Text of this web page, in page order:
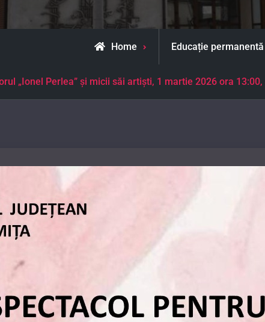
Home Educație permanentă
„Ionel Perlea” şi micii săi artişti, 1 martie 2026 ora